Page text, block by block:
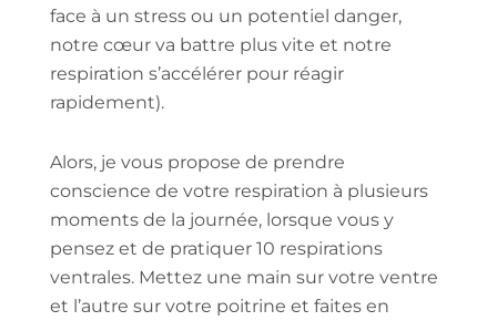
face à un stress ou un potentiel danger,
notre cœur va battre plus vite et notre
respiration s’accélérer pour réagir
rapidement).
Alors, je vous propose de prendre
conscience de votre respiration à plusieurs
moments de la journée, lorsque vous y
pensez et de pratiquer 10 respirations
ventrales. Mettez une main sur votre ventre
et l’autre sur votre poitrine et faites en